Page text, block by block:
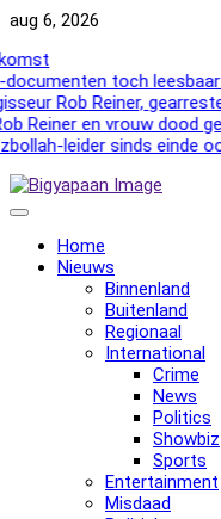
Skip
content
aug 6, 2026
toch leesbaar:
Rob Reiner, gearresteerd
en vrouw dood
leider sinds einde
Home
Nieuws
Binnenland
Buitenland
Regionaal
International
Crime
News
Politics
Showbiz
Sports
Entertainment
Misdaad